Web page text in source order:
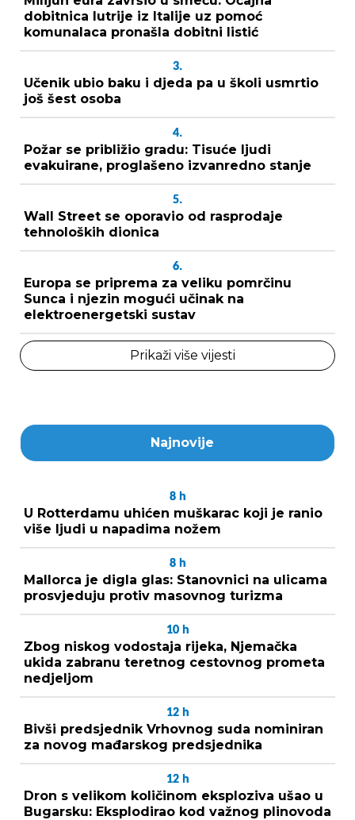
dobitnica lutrije iz Italije uz pomoć
komunalaca pronašla dobitni listić
3.
Učenik ubio baku i djeda pa u školi usmrtio
još šest osoba
4.
Požar se približio gradu: Tisuće ljudi
evakuirane, proglašeno izvanredno stanje
5.
Wall Street se oporavio od rasprodaje
tehnoloških dionica
6.
Europa se priprema za veliku pomrčinu
Sunca i njezin mogući učinak na
elektroenergetski sustav
Prikaži više vijesti
Najnovije
8 h
U Rotterdamu uhićen muškarac koji je ranio
više ljudi u napadima nožem
8 h
Mallorca je digla glas: Stanovnici na ulicama
prosvjeduju protiv masovnog turizma
10 h
Zbog niskog vodostaja rijeka, Njemačka
ukida zabranu teretnog cestovnog prometa
nedjeljom
12 h
Bivši predsjednik Vrhovnog suda nominiran
za novog mađarskog predsjednika
12 h
Dron s velikom količinom eksploziva ušao u
Bugarsku: Eksplodirao kod važnog plinovoda